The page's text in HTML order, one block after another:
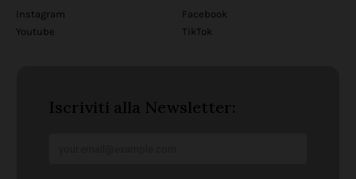
Instagram
Facebook
Youtube
TikTok